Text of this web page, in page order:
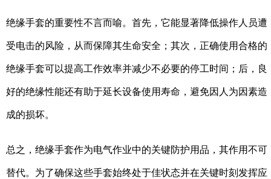
绝缘手套的重要性不言而喻。首先，它能显著降低操作人员遭
受电击的风险，从而保障其生命安全；其次，正确使用合格的
绝缘手套可以提高工作效率并减少不必要的停工时间；后，良
好的绝缘性能还有助于延长设备使用寿命，避免因人为因素造
成的损坏。
总之，绝缘手套作为电气作业中的关键防护用品，其作用不可
替代。为了确保这些手套始终处于佳状态并在关键时刻发挥应